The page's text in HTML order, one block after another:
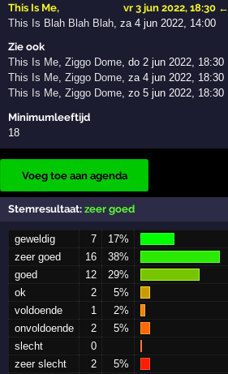
This Is Me, vr 3 jun 2022, 18:30 ←
This Is Blah Blah Blah,za 4 jun 2022, 14:00
Zie ook
This Is Me,Ziggo Dome,do 2 jun 2022, 18:30
This Is Me,Ziggo Dome,za 4 jun 2022, 18:30
This Is Me,Ziggo Dome,zo 5 jun 2022, 18:30
Minimumleeftijd
18
Voeg toe aan agenda
Stemresultaat:zeer goed
geweldig 7
17%
zeer goed
16
38%
goed
12
29%
ok
2
5%
voldoende
1
2%
onvoldoende
2
5%
slecht
0
zeer slecht
2
5%